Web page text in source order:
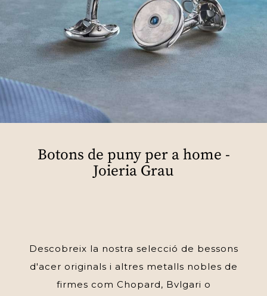
Botons de puny per a home -
Joieria Grau
Descobreix la nostra selecció de bessons
d'acer originals i altres metalls nobles de
firmes com Chopard, Bvlgari o